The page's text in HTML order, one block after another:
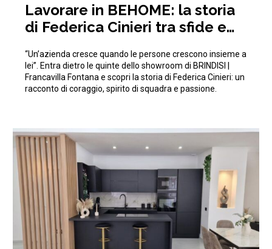
Lavorare in BEHOME: la storia
di Federica Cinieri tra sfide e
“Un’azienda cresce quando le persone crescono insieme a
lei”. Entra dietro le quinte dello showroom di BRINDISI |
Francavilla Fontana e scopri la storia di Federica Cinieri: un
racconto di coraggio, spirito di squadra e passione.